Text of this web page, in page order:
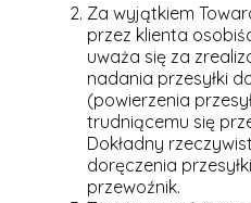
Za wyjątkiem
przez klienta
uważa się za
nadania przesyłki
(powierzenia
trudniącemu się
Dokładny
doręczenia
przewoźnik.